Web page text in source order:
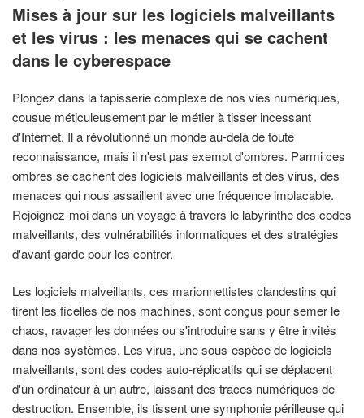
LE
Mises à jour sur les logiciels malveillants
et les virus : les menaces qui se cachent
dans le cyberespace
Plongez dans la tapisserie complexe de nos vies numériques,
cousue méticuleusement par le métier à tisser incessant
d'Internet. Il a révolutionné un monde au-delà de toute
reconnaissance, mais il n'est pas exempt d'ombres. Parmi ces
ombres se cachent des logiciels malveillants et des virus, des
menaces qui nous assaillent avec une fréquence implacable.
Rejoignez-moi dans un voyage à travers le labyrinthe des codes
malveillants, des vulnérabilités informatiques et des stratégies
d'avant-garde pour les contrer.
Les logiciels malveillants, ces marionnettistes clandestins qui
tirent les ficelles de nos machines, sont conçus pour semer le
chaos, ravager les données ou s'introduire sans y être invités
dans nos systèmes. Les virus, une sous-espèce de logiciels
malveillants, sont des codes auto-réplicatifs qui se déplacent
d'un ordinateur à un autre, laissant des traces numériques de
destruction. Ensemble, ils tissent une symphonie périlleuse qui